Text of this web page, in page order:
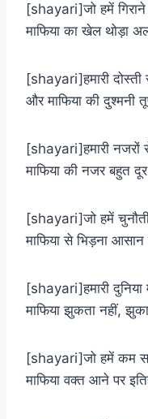
[shayari]जो हमें
माफिया का खेल थोड़ा
[shayari]हमारी दोस्ती
और माफिया की
[shayari]हमारी नजरों
माफिया की नजर बहुत
[shayari]जो हमें
माफिया से भिड़ना
[shayari]हमारी
माफिया झुकता नहीं,
[shayari]जो हमें कम
माफिया वक्त आने पर